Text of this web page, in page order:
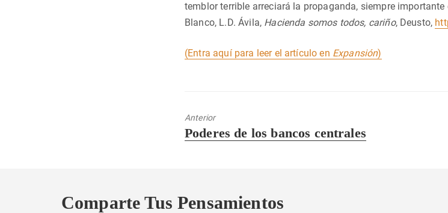
temblor terrible arreciará la propaganda, siempre
Blanco, L.D. Ávila, Hacienda somos todos, cariño, Deusto,
(Entra aquí para leer el artículo en Expansión)
Anterior
Entrada
Poderes de los bancos centrales
Comparte Tus Pensamientos